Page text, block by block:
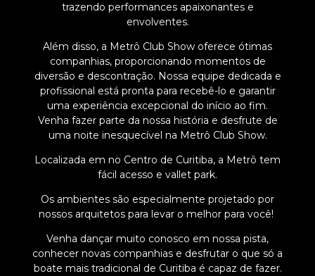
trazendo performances apaixonantes e
envolventes.
Além disso, a Metrô Club Show oferece ótimas
companhias, proporcionando momentos de
diversão e descontração. Nossa equipe dedicada e
profissional está pronta para recebê-lo e garantir
uma experiência excepcional do início ao fim.
Venha fazer parte da nossa história e desfrute de
uma noite inesquecível na Metrô Club Show.
Localizada em no Centro de Curitiba, a Metrô tem
fácil acesso e vallet park.
Os ambientes são especialmente projetado por
nossos arquitetos para levar o melhor para você!
Venha dançar muito conosco em nossa pista,
conhecer novas companhias e desfrutar o que só a
boate mais tradicional de Curitiba é capaz de fazer.